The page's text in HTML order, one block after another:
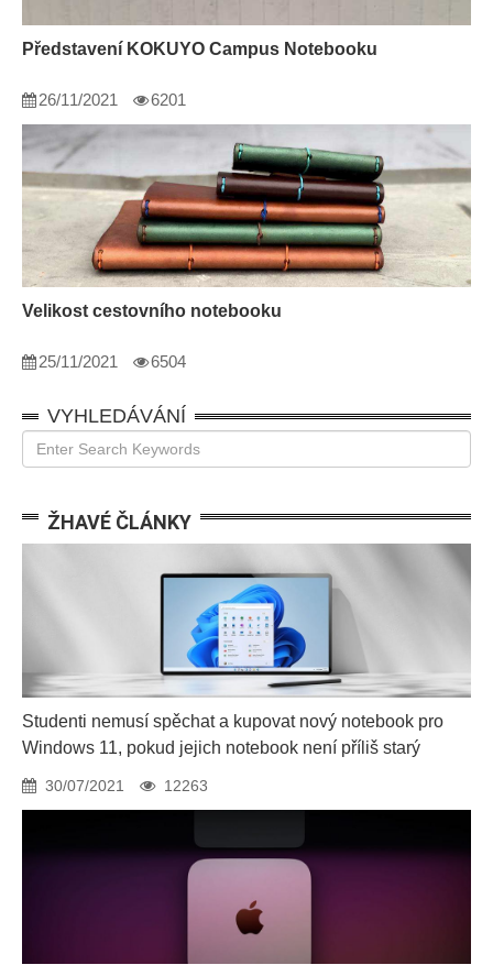
Představení KOKUYO Campus Notebooku
26/11/2021 6201
Velikost cestovního notebooku
25/11/2021 6504
VYHLEDÁVÁNÍ
ŽHAVÉ ČLÁNKY
Studenti nemusí spěchat a kupovat nový notebook pro
Windows 11, pokud jejich notebook není příliš starý
30/07/2021 12263